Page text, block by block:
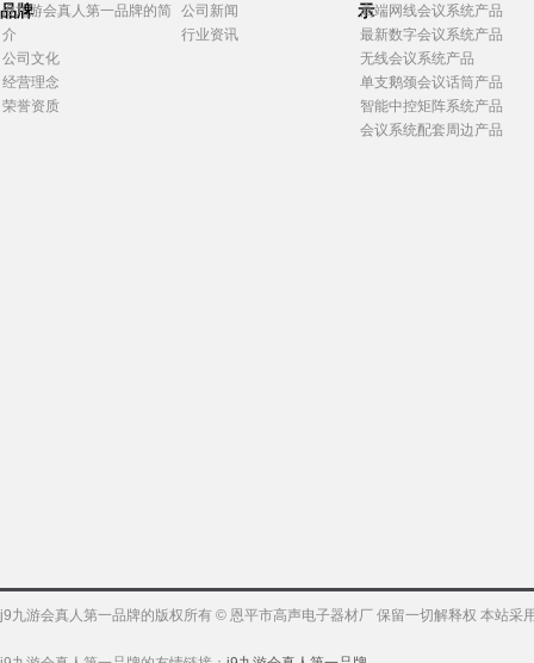
品牌
j9九游会真人第一品牌的简
介
公司文化
经营理念
荣誉资质
公司新闻
行业资讯
示
高端网线会议系统产品
最新数字会议系统产品
无线会议系统产品
单支鹅颈会议话筒产品
智能中控矩阵系统产品
会议系统配套周边产品
j9九游会真人第一品牌的版权所有 © 恩平市高声电子器材厂 保留一切解释权 本站采